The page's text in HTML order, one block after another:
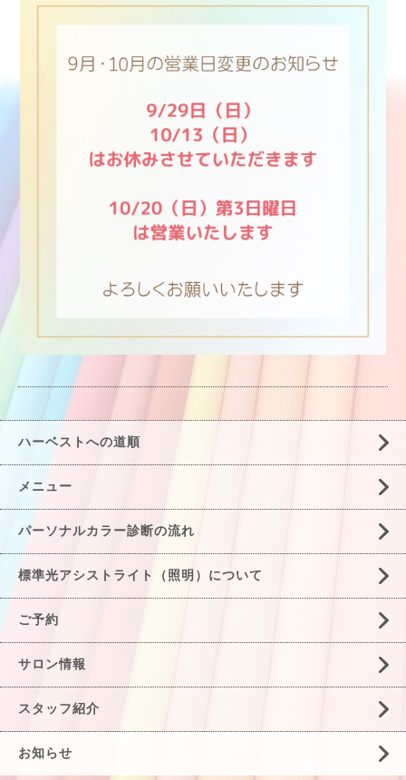
ハーベストへの道順
メニュー
パーソナルカラー診断の流れ
標準光アシストライト（照明）について
ご予約
サロン情報
スタッフ紹介
お知らせ